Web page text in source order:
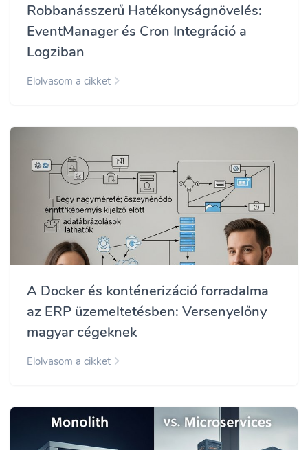
Robbanásszerű Hatékonyságnövelés:
EventManager és Cron Integráció a
Logziban
Elolvasom a cikket
A Docker és konténerizáció forradalma
az ERP üzemeltetésben: Versenyelőny
magyar cégeknek
Elolvasom a cikket